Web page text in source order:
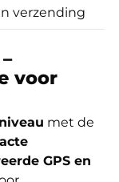
verzending
voor
met de
GPS en